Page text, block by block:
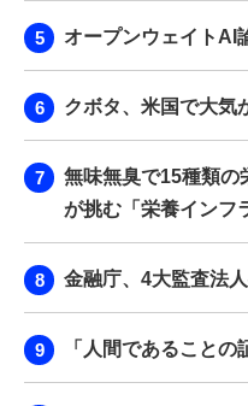
オープンウェイトAI
クボタ、米国で大気
無味無臭で15種類
が挑む「栄養インフ
金融庁、4大監査法
「人間であること